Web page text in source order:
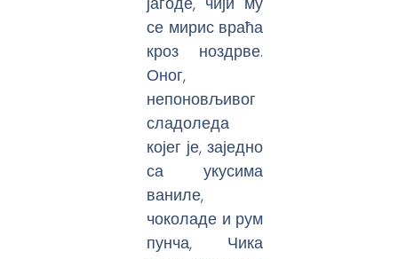
се мирис враћа
кроз ноздрве.
Оног,
непоновљивог
сладоледа
којег је, заједно
са укусима
ваниле,
чоколаде и рум
пунча, Чика